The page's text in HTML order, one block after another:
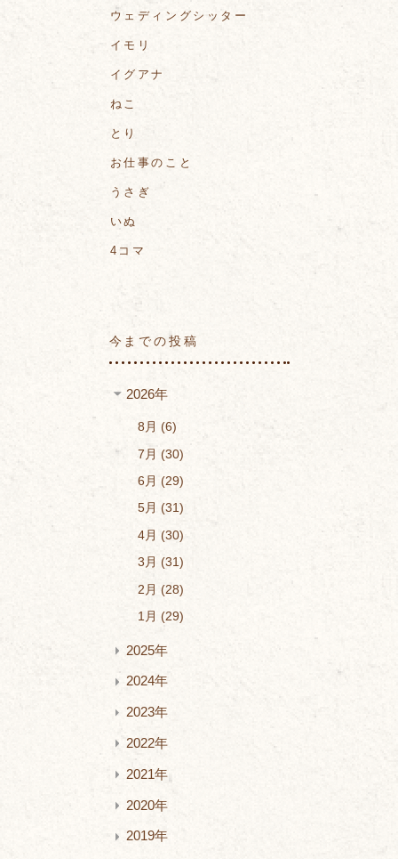
ウェディングシッター
イモリ
イグアナ
ねこ
とり
お仕事のこと
うさぎ
いぬ
4コマ
今までの投稿
2026年
8月
6
7月
30
6月
29
5月
31
4月
30
3月
31
2月
28
1月
29
2025年
2024年
2023年
2022年
2021年
2020年
2019年